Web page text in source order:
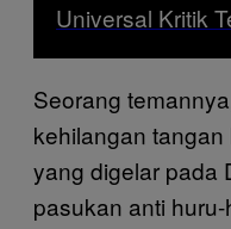
Universal Kritik
Seorang
kehilangan
yang digelar pada
pasukan anti